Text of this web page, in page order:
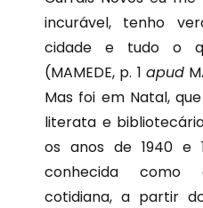
incurável, tenho
cidade e tudo o
(MAMEDE, p. 1 apud
Mas foi em Natal,
literata e
os anos de 1940 e
conhecida como
cotidiana, a partir